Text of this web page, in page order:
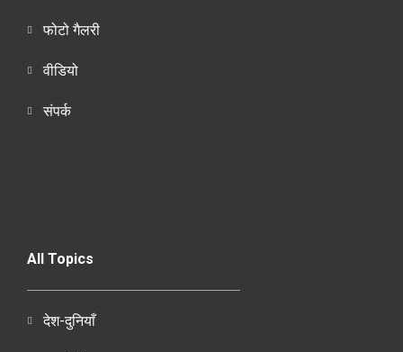
फोटो गैलरी
वीडियो
संपर्क
All Topics
देश-दुनियाँ